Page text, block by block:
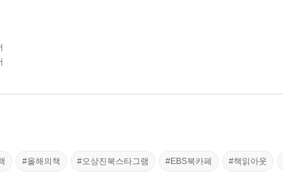
#올해의책 #오상진북스타그램 #EBS북카페 #책읽아웃